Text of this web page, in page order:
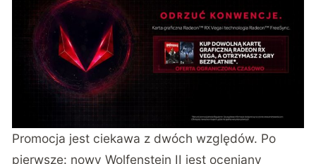
Promocja jest ciekawa z dwóch względów. Po
pierwsze: nowy Wolfenstein II jest oceniany